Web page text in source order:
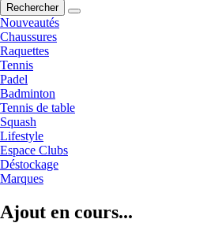
Rechercher
Nouveautés
Chaussures
Raquettes
Tennis
Padel
Badminton
Tennis de table
Squash
Lifestyle
Espace Clubs
Déstockage
Marques
Ajout en cours...